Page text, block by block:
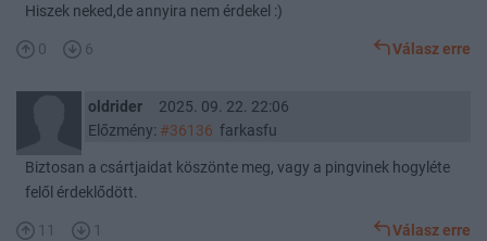
Hiszek neked,de annyira nem érdekel :)
0 6 Válasz erre
oldrider
2025. 09. 22. 22:06
Előzmény: #36136 farkasfu
Biztosan a csártjaidat köszönte meg, vagy a pingvinek hogyléte
felől érdeklődött.
11 1 Válasz erre